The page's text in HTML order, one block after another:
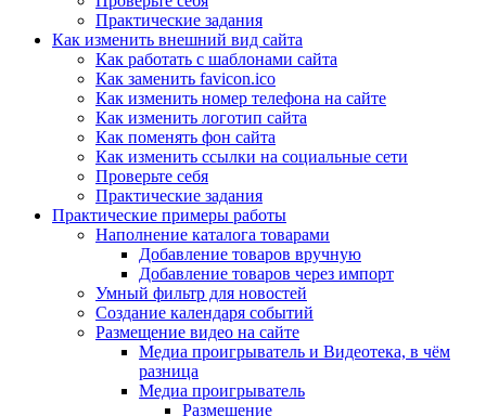
Практические задания
Как изменить внешний вид сайта
Как работать с шаблонами сайта
Как заменить favicon.ico
Как изменить номер телефона на сайте
Как изменить логотип сайта
Как поменять фон сайта
Как изменить ссылки на социальные сети
Проверьте себя
Практические задания
Практические примеры работы
Наполнение каталога товарами
Добавление товаров вручную
Добавление товаров через импорт
Умный фильтр для новостей
Создание календаря событий
Размещение видео на сайте
Медиа проигрыватель и Видеотека, в чём
разница
Медиа проигрыватель
Размещение